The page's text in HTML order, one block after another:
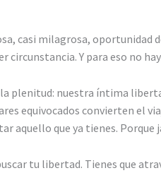
casi milagrosa, oportunidad
circunstancia. Y para eso no
plenitud: nuestra íntima
equivocados convierten el
aquello que ya tienes. Porque
tu libertad. Tienes que